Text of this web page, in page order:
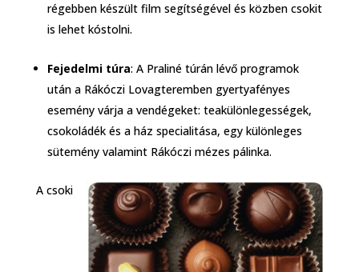
régebben készült film segítségével és közben csokit
is lehet kóstolni.
Fejedelmi túra: A Praliné túrán lévő programok
után a Rákóczi Lovagteremben gyertyafényes
esemény várja a vendégeket: teakülönlegességek,
csokoládék és a ház specialitása, egy különleges
sütemény valamint Rákóczi mézes pálinka.
A csoki